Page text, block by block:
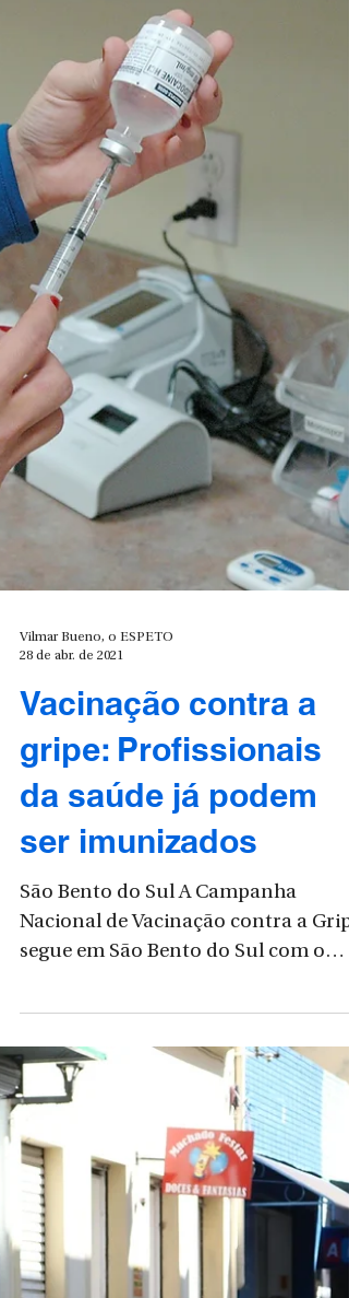
terça-feira, junto com dois
funcionários terceirizados da...
28 de abr. de 2021
Vacinação contra a
gripe: Profissionais
da saúde já podem
ser imunizados
São Bento do Sul A Campanha
Nacional de Vacinação contra a
segue em São Bento do Sul com o
cronograma da primeira etapa até o